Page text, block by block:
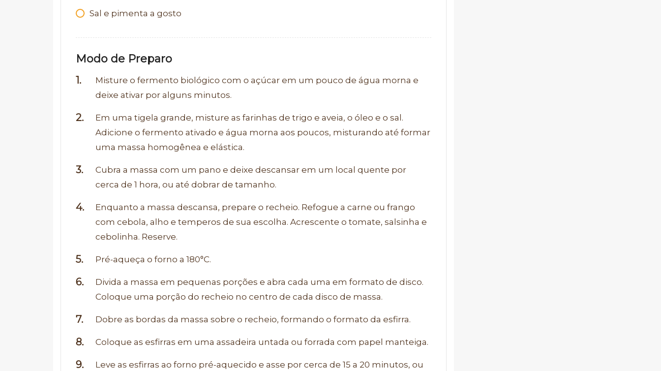
Sal e pimenta a gosto
Modo de Preparo
Misture o fermento biológico com o açúcar em um pouco de água morna e
deixe ativar por alguns minutos.
Em uma tigela grande, misture as farinhas de trigo e aveia, o óleo e o sal.
Adicione o fermento ativado e água morna aos poucos, misturando até formar
uma massa homogênea e elástica.
Cubra a massa com um pano e deixe descansar em um local quente por
cerca de 1 hora, ou até dobrar de tamanho.
Enquanto a massa descansa, prepare o recheio. Refogue a carne ou frango
com cebola, alho e temperos de sua escolha. Acrescente o tomate, salsinha e
cebolinha. Reserve.
Pré-aqueça o forno a 180°C.
Divida a massa em pequenas porções e abra cada uma em formato de disco.
Coloque uma porção do recheio no centro de cada disco de massa.
Dobre as bordas da massa sobre o recheio, formando o formato da esfirra.
Coloque as esfirras em uma assadeira untada ou forrada com papel manteiga.
Leve as esfirras ao forno pré-aquecido e asse por cerca de 15 a 20 minutos, ou